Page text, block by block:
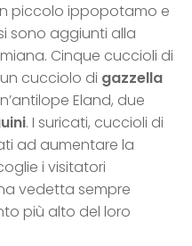
piccolo ippopotamo e
sono aggiunti alla
Cinque cuccioli di
cucciolo di gazzella
Eland, due
. I suricati, cuccioli di
ad aumentare la
i visitatori
vedetta sempre
più alto del loro